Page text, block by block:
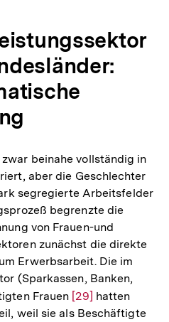
beinahe vollständig in
aber die Geschlechter
segregierte Arbeitsfelder
begrenzte die
von Frauen-und
zunächst die direkte
Erwerbsarbeit. Die im
(Sparkassen, Banken,
Frauen Zur
Auflösung
[29] hatten
weil sie als Beschäftigte